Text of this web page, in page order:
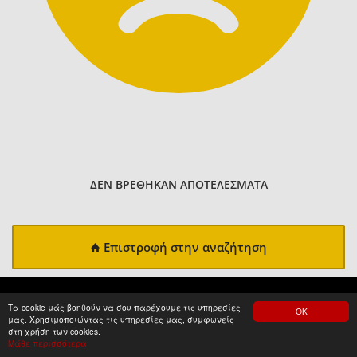
ΟΚ
Τα cookie μάς βοηθούν να σου παρέχουμε τις υπηρεσίες
μας. Χρησιμοποιώντας τις υπηρεσίες μας, συμφωνείς
στη χρήση των cookies.
Μάθε περισσότερα
ΔΕΝ ΒΡΕΘΗΚΑΝ ΑΠΟΤΕΛΕΣΜΑΤΑ
Επιστροφή στην αναζήτηση